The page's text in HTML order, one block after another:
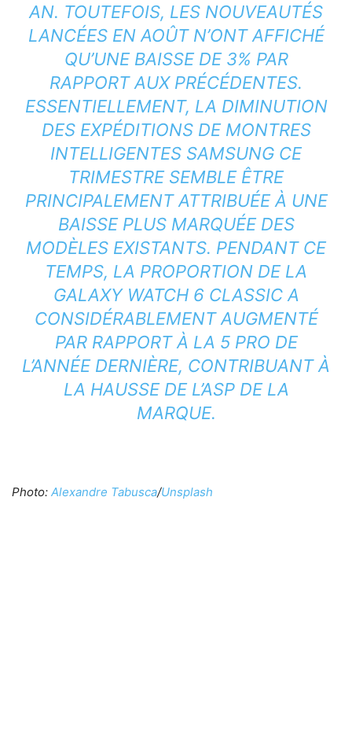
AN. TOUTEFOIS, LES NOUVEAUTÉS
LANCÉES EN AOÛT N’ONT AFFICHÉ
QU’UNE BAISSE DE 3% PAR
RAPPORT AUX PRÉCÉDENTES.
ESSENTIELLEMENT, LA DIMINUTION
DES EXPÉDITIONS DE MONTRES
INTELLIGENTES SAMSUNG CE
TRIMESTRE SEMBLE ÊTRE
PRINCIPALEMENT ATTRIBUÉE À UNE
BAISSE PLUS MARQUÉE DES
MODÈLES EXISTANTS. PENDANT CE
TEMPS, LA PROPORTION DE LA
GALAXY WATCH 6 CLASSIC A
CONSIDÉRABLEMENT AUGMENTÉ
PAR RAPPORT À LA 5 PRO DE
L’ANNÉE DERNIÈRE, CONTRIBUANT À
LA HAUSSE DE L’ASP DE LA
MARQUE.
Photo: Alexandre Tabusca/Unsplash